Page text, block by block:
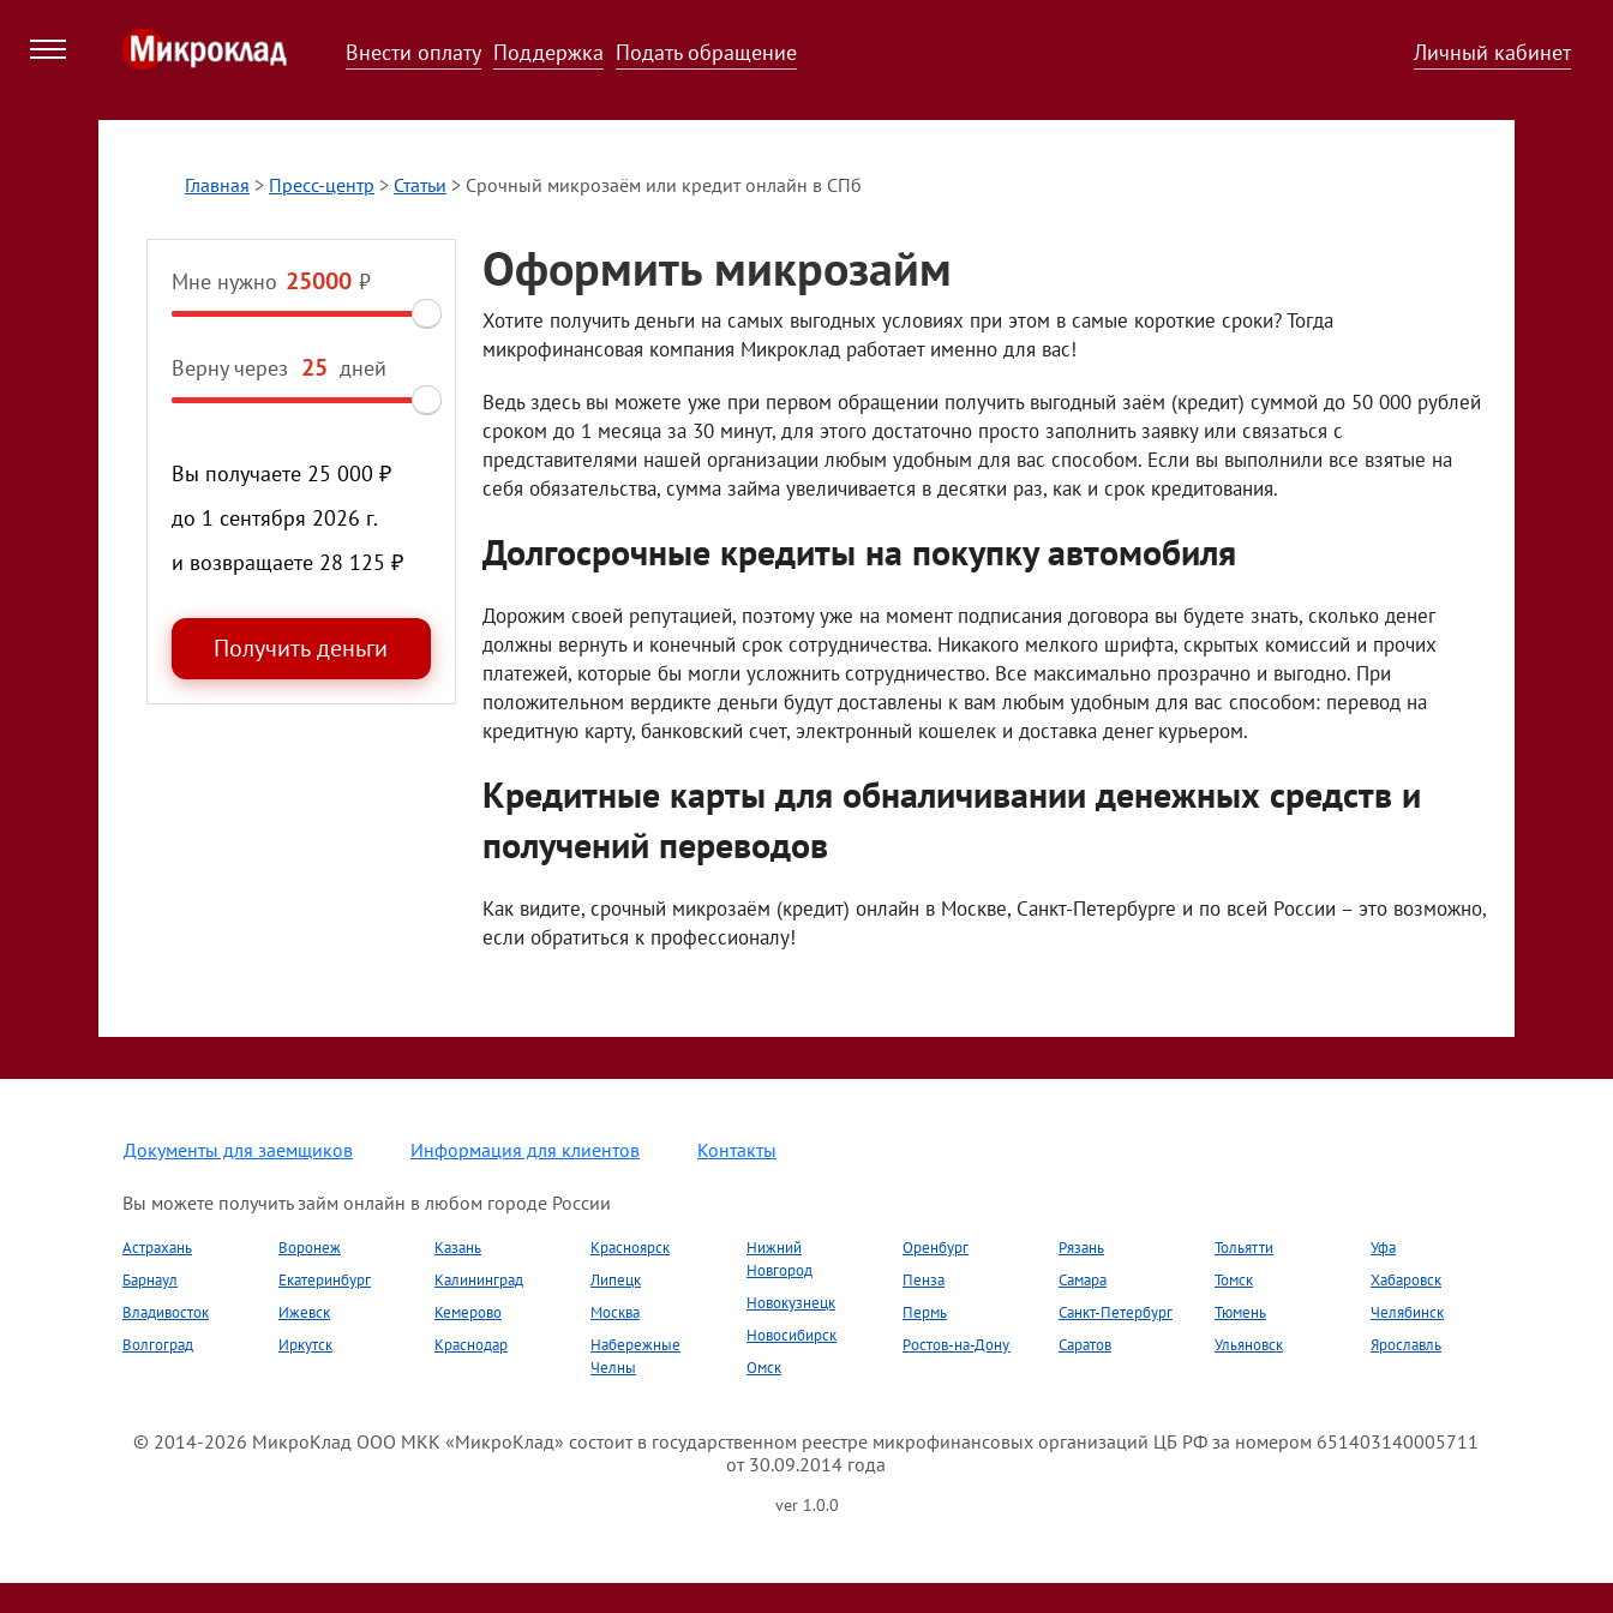
Внести оплату Поддержка Подать обращение Личный кабинет
Главная > Пресс-центр > Статьи > Срочный микрозаём или кредит онлайн в СПб
Мне нужно ₽
Верну через дней
Вы получаете 25 000 ₽
до 1 сентября 2026 г.
и возвращаете 28 125 ₽
Оформить микрозайм
Хотите получить деньги на самых выгодных условиях при этом в самые короткие сроки? Тогда
микрофинансовая компания Микроклад работает именно для вас!
Ведь здесь вы можете уже при первом обращении получить выгодный заём (кредит) суммой до 50 000 рублей
сроком до 1 месяца за 30 минут, для этого достаточно просто заполнить заявку или связаться с
представителями нашей организации любым удобным для вас способом. Если вы выполнили все взятые на
себя обязательства, сумма займа увеличивается в десятки раз, как и срок кредитования.
Долгосрочные кредиты на покупку автомобиля
Дорожим своей репутацией, поэтому уже на момент подписания договора вы будете знать, сколько денег
должны вернуть и конечный срок сотрудничества. Никакого мелкого шрифта, скрытых комиссий и прочих
платежей, которые бы могли усложнить сотрудничество. Все максимально прозрачно и выгодно. При
положительном вердикте деньги будут доставлены к вам любым удобным для вас способом: перевод на
кредитную карту, банковский счет, электронный кошелек и доставка денег курьером.
Кредитные карты для обналичивании денежных средств и
получений переводов
Как видите, срочный микрозаём (кредит) онлайн в Москве, Санкт-Петербурге и по всей России – это возможно,
если обратиться к профессионалу!
Документы для заемщиков Информация для клиентов Контакты
Вы можете получить займ онлайн в любом городе России
Астрахань
Барнаул
Владивосток
Волгоград
Воронеж
Екатеринбург
Ижевск
Иркутск
Казань
Калининград
Кемерово
Краснодар
Красноярск
Липецк
Москва
Набережные
Челны
Нижний
Новгород
Новокузнецк
Новосибирск
Омск
Оренбург
Пенза
Пермь
Ростов-на-Дону
Рязань
Самара
Санкт-Петербург
Саратов
Тольятти
Томск
Тюмень
Ульяновск
Уфа
Хабаровск
Челябинск
Ярославль
© 2014-2026 МикроКлад ООО МКК «МикроКлад» состоит в государственном реестре микрофинансовых организаций ЦБ РФ за номером 651403140005711
от 30.09.2014 года
ver 1.0.0